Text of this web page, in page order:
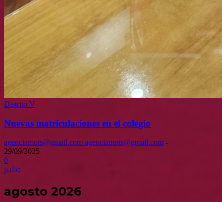
Distrito V
Nuevas matriculaciones en el colegio
agenciamots@gmail.com agenciamots@gmail.com -
29/09/2025
0
julio
agosto 2026